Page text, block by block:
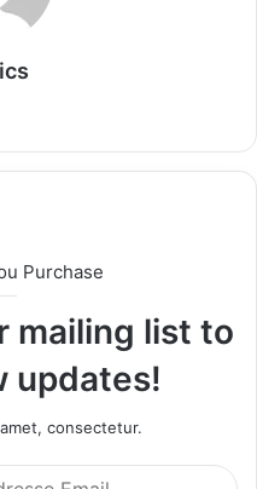
e
Purchase
mailing list to
updates!
consectetur.